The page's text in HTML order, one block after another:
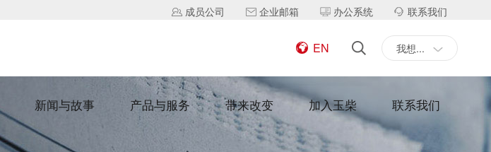
成员公司 企业邮箱 办公系统 联系我们
我想...
EN
新闻与故事 产品与服务 带来改变 加入玉柴 联系我们